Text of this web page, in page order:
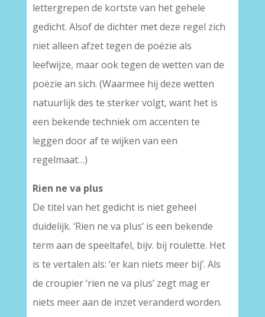
lettergrepen de kortste van het gehele
gedicht. Alsof de dichter met deze regel zich
niet alleen afzet tegen de poëzie als
leefwijze, maar ook tegen de wetten van de
poëzie an sich. (Waarmee hij deze wetten
natuurlijk des te sterker volgt, want het is
een bekende techniek om accenten te
leggen door af te wijken van een
regelmaat…)
Rien ne va plus
De titel van het gedicht is niet geheel
duidelijk. ‘Rien ne va plus’ is een bekende
term aan de speeltafel, bijv. bij roulette. Het
is te vertalen als: ‘er kan niets meer bij’. Als
de croupier ‘rien ne va plus’ zegt mag er
niets meer aan de inzet veranderd worden.